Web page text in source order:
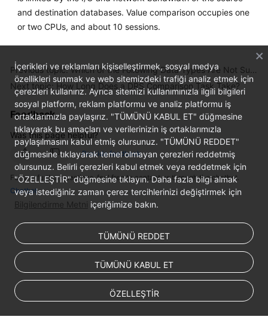
SDK
Reference
FAQs
Troubleshooting
Videos
More
Documents
General
Reference
Glossary
Shared
Level
Agreement
and destination databases. Value comparison occupies one
or two CPUs, and about 10 sessions.
Next topic: How Long Does a DRS Comparison Task Take?
Feedback
Was this page helpful?
Provide feedback
For any further questions, feel free to contact us through the chatbot.
Chatbot
İçerikleri ve reklamları kişiselleştirmek, sosyal medya
özellikleri sunmak ve web sitemizdeki trafiği analiz etmek için
çerezleri kullanırız. Ayrıca sitemizi kullanımınızla ilgili bilgileri
sosyal platform, reklam platformu ve analiz platformu iş
ortaklarımızla paylaşırız. "TÜMÜNÜ KABUL ET" düğmesine
tıklayarak bu amaçları ve verilerinizin iş ortaklarımızla
paylaşılmasını kabul etmiş olursunuz. "TÜMÜNÜ REDDET"
düğmesine tıklayarak temel olmayan çerezleri reddetmiş
olursunuz. Belirli çerezleri kabul etmek veya reddetmek için
"ÖZELLEŞTİR" düğmesine tıklayın. Daha fazla bilgi almak
veya istediğiniz zaman çerez tercihlerinizi değiştirmek için
Bilgilendirme Metni içeriğimize bakın.
TÜMÜNÜ REDDET
TÜMÜNÜ KABUL ET
ÖZELLEŞTİR